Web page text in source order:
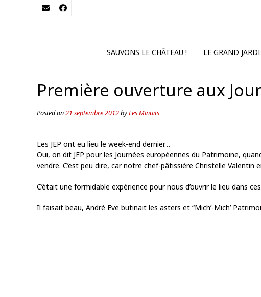
SAUVONS LE CHÂTEAU ! LE GRAND
Première ouverture aux
Posted on21 septembre 2012byLes Minuits
Les JEP ont eu lieu le week-end dernier…
Oui, on dit JEP pour les Journées européennes du Patrimoine,
vendre. C’est peu dire, car notre chef-pâtissière Christelle Valentin
C’était une formidable expérience pour nous d’ouvrir le lieu dans
Il faisait beau, André Eve butinait les asters et “Mich’-Mich’